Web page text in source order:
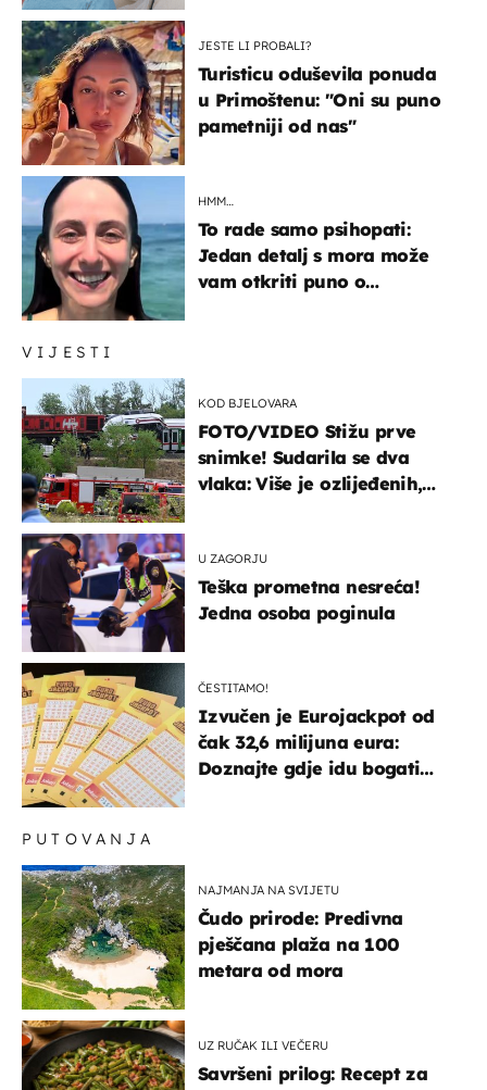
VIJESTI
KOD BJELOVARA
FOTO/VIDEO Stižu prve
snimke! Sudarila se dva
vlaka: Više je ozlijeđenih,
U ZAGORJU
Teška prometna nesreća!
Jedna osoba poginula
ČESTITAMO!
Izvučen je Eurojackpot od
čak 32,6 milijuna eura:
Doznajte gdje idu bogati
JESTE LI PROBALI?
Turisticu oduševila ponuda
u Primoštenu: "Oni su puno
pametniji od nas"
HMM…
To rade samo psihopati:
Jedan detalj s mora može
vam otkriti puno o
PUTOVANJA
NAJMANJA NA SVIJETU
Čudo prirode: Predivna
pješčana plaža na 100
metara od mora
UZ RUČAK ILI VEČERU
Savršeni prilog: Recept za